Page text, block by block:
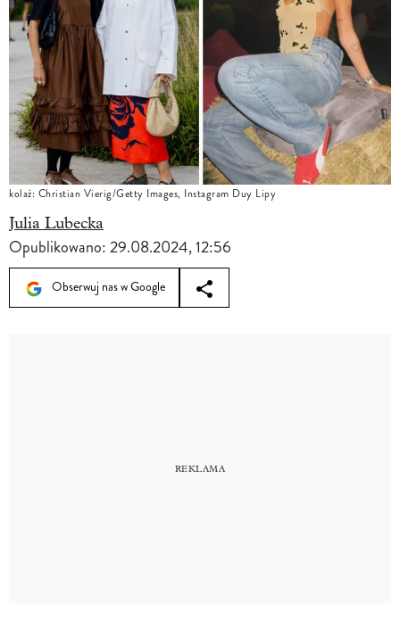
kolaż: Christian Vierig/Getty Images, Instagram Duy Lipy
Julia Lubecka
Opublikowano:29.08.2024, 12:56
Obserwuj nas w Google